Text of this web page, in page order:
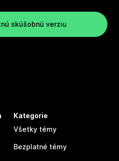
skúšobnú verziu
Kategorie
Všetky témy
Bezplatné témy